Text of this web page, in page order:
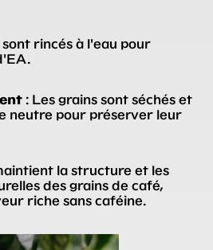
sont rincés à l'eau pour
: Les grains sont séchés et
neutre pour préserver leur
la structure et les
des grains de café,
riche sans caféine.